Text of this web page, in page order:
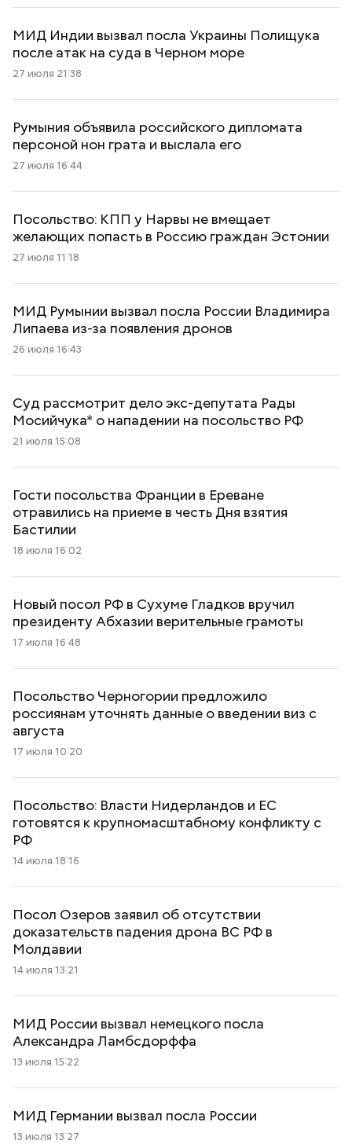
МИД Индии вызвал посла Украины Полищука
после атак на суда в Черном море
27 июля 21:38
Румыния объявила российского дипломата
персоной нон грата и выслала его
27 июля 16:44
Посольство: КПП у Нарвы не вмещает
желающих попасть в Россию граждан Эстонии
27 июля 11:18
МИД Румынии вызвал посла России Владимира
Липаева из-за появления дронов
26 июля 16:43
Суд рассмотрит дело экс-депутата Рады
Мосийчука* о нападении на посольство РФ
21 июля 15:08
Гости посольства Франции в Ереване
отравились на приеме в честь Дня взятия
Бастилии
18 июля 16:02
Новый посол РФ в Сухуме Гладков вручил
президенту Абхазии верительные грамоты
17 июля 16:48
Посольство Черногории предложило
россиянам уточнять данные о введении виз с
августа
17 июля 10:20
Посольство: Власти Нидерландов и ЕС
готовятся к крупномасштабному конфликту с
РФ
14 июля 18:16
Посол Озеров заявил об отсутствии
доказательств падения дрона ВС РФ в
Молдавии
14 июля 13:21
МИД России вызвал немецкого посла
Александра Ламбсдорффа
13 июля 15:22
МИД Германии вызвал посла России
13 июля 13:27